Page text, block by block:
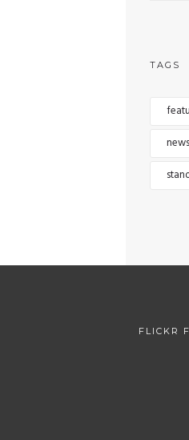
TAGS
news
FLICKR